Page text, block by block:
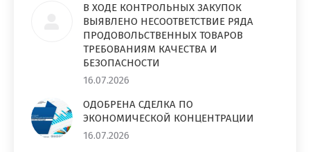
В ХОДЕ КОНТРОЛЬНЫХ ЗАКУПОК
ВЫЯВЛЕНО НЕСООТВЕТСТВИЕ РЯДА
ПРОДОВОЛЬСТВЕННЫХ ТОВАРОВ
ТРЕБОВАНИЯМ КАЧЕСТВА И
БЕЗОПАСНОСТИ
16.07.2026
ОДОБРЕНА СДЕЛКА ПО
ЭКОНОМИЧЕСКОЙ КОНЦЕНТРАЦИИ
16.07.2026